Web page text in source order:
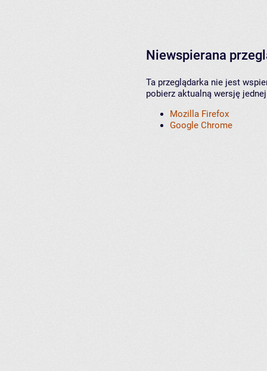
Niewspierana
Ta przeglądarka nie jest
pobierz aktualną wersję
Mozilla Firefox
Google Chrome